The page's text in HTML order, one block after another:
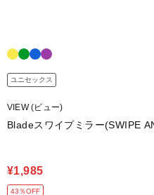
ユニセックス
VIEW (ビュー)
Bladeスワイプミラー(SWIPE
¥1,985
43％OFF